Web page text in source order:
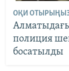
ОҚИ
полиция
босатылды